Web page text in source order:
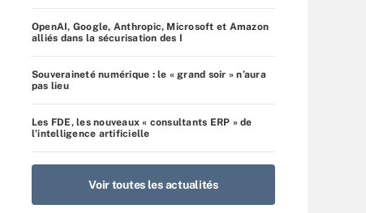
OpenAI, Google, Anthropic, Microsoft et Amazon
alliés dans la sécurisation des I
Souveraineté numérique : le « grand soir » n’aura
pas lieu
Les FDE, les nouveaux « consultants ERP » de
l’intelligence artificielle
Voir toutes les actualités